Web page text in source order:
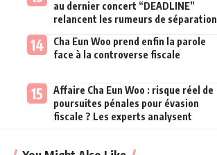
au dernier concert “DEADLINE”
relancent les rumeurs de séparation
Cha Eun Woo prend enfin la parole
face à la controverse fiscale
Affaire Cha Eun Woo : risque réel de
poursuites pénales pour évasion
fiscale ? Les experts analysent